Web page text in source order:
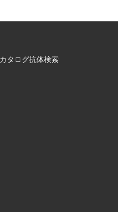
カタログ抗体検索